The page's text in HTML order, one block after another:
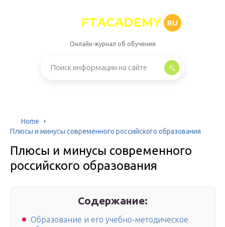
FTACADEMY RU
Онлайн-журнал об обучении
Home
Плюсы и минусы современного российского образования
Плюсы и минусы современного
российского образования
Содержание:
Образование и его учебно-методическое